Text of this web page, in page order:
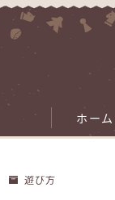
ホーム
遊び方